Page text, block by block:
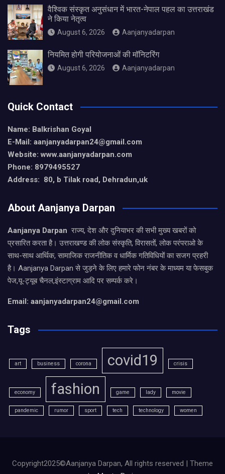
वैश्विक संस्कृत अनुसंधान में भारत-नेपाल पहल का उत्तराखंड
ने किया नेतृत्व
August 6, 2026 Aanjanyadarpan
नियमित होगी परियोजनाओं की मॉनिटरिंग
August 6, 2026 Aanjanyadarpan
Quick Contact
Name: Balkrishan Goyal
E-Mail: aanjanyadarpan24@gmail.com
Website: www.aanjanyadarpan.com
Phone: 8979495527
Address: 80, b Tilak road, Dehradun,uk
About Aanjanya Darpan
Aanjanya Darpan राज्य, देश और दुनियाभर की सभी मुख्य खबरों को
प्रसारित करता है। उत्तराखण्ड की लोक संस्कृति, विरासतों, लोक परंपराओ के
साथ-साथ आर्थिक, सामाजिक राजनीतिक व धार्मिक गतिविधियों का सजग प्रहरी
है। Aanjanya Darpan से जुड़ने के लिए हमारे फोन नंबर के माध्यम या फेसबुक
पेज,यू-ट्यूब चैनल,इंस्टाग्राम आदि पर सम्पर्क करे।
Email: aanjanyadarpan24@gmail.com
Tags
art business corona covid19 crisis
economy fashion game lady movie
pandemic rumor sport tech technology women
Copyright2025©Aanjanya Darpan, All rights reserved | Theme